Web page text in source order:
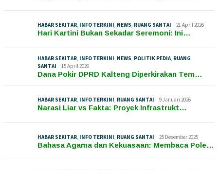
HABAR SEKITAR INFO TERKINI NEWS RUANG SANTAI 21 April 2026
Hari Kartini Bukan Sekadar Seremoni: Ini…
HABAR SEKITAR INFO TERKINI NEWS POLITIK PEDIA RUANG
SANTAI
15 April 2026
Dana Pokir DPRD Kalteng Diperkirakan Tem…
HABAR SEKITAR INFO TERKINI RUANG SANTAI 9 Januari 2026
Narasi Liar vs Fakta: Proyek Infrastrukt…
HABAR SEKITAR INFO TERKINI RUANG SANTAI 25 Desember 2025
Bahasa Agama dan Kekuasaan: Membaca Pole…